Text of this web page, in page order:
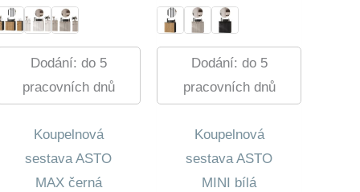
Dodání: do 5
pracovních dnů
Koupelnová
sestava ASTO
MAX černá
Dodání: do 5
pracovních dnů
Koupelnová
sestava ASTO
MINI bílá